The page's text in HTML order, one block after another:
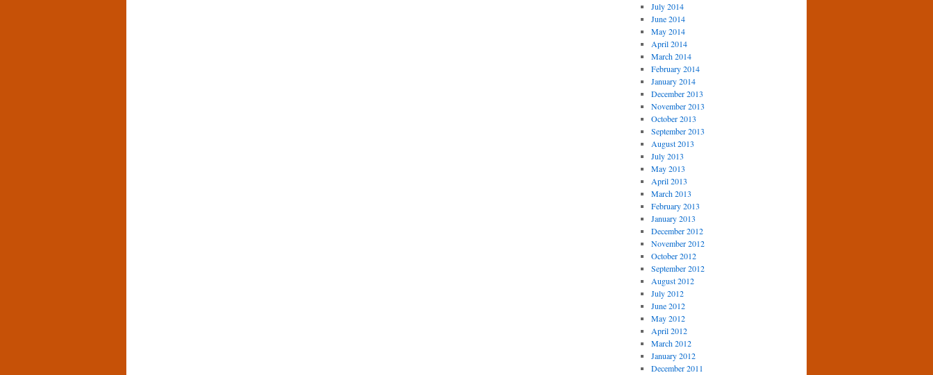
July 2014
June 2014
May 2014
April 2014
March 2014
February 2014
January 2014
December 2013
November 2013
October 2013
September 2013
August 2013
July 2013
May 2013
April 2013
March 2013
February 2013
January 2013
December 2012
November 2012
October 2012
September 2012
August 2012
July 2012
June 2012
May 2012
April 2012
March 2012
January 2012
December 2011